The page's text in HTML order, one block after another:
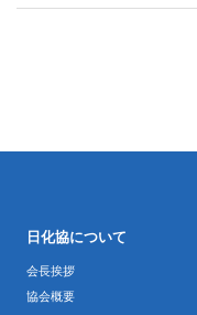
日化協について
会長挨拶
協会概要